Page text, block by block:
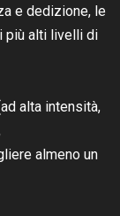
e dedizione, le
più alti livelli di
alta intensità,
almeno un